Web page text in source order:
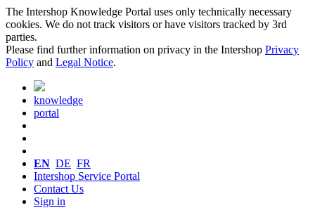
The Intershop Knowledge Portal uses only technically necessary
cookies. We do not track visitors or have visitors tracked by 3rd
parties.
Please find further information on privacy in the Intershop Privacy
Policy and Legal Notice.
knowledge
portal
EN DE FR
Intershop Service Portal
Contact Us
Sign in